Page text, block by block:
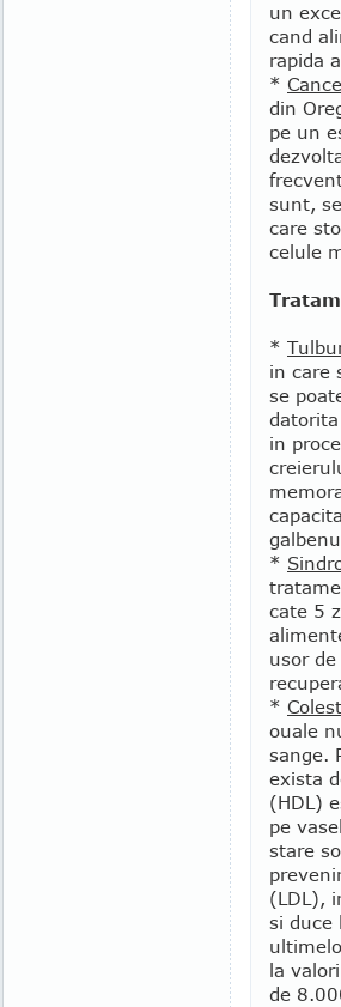
un
cand
rapida
*
din
pe un
sunt,
care
celule
*
in care
se
in
*
cate 5
usor
*
ouale
sange.
exista
(HDL)
pe
stare
(LDL),
si duce
la
de